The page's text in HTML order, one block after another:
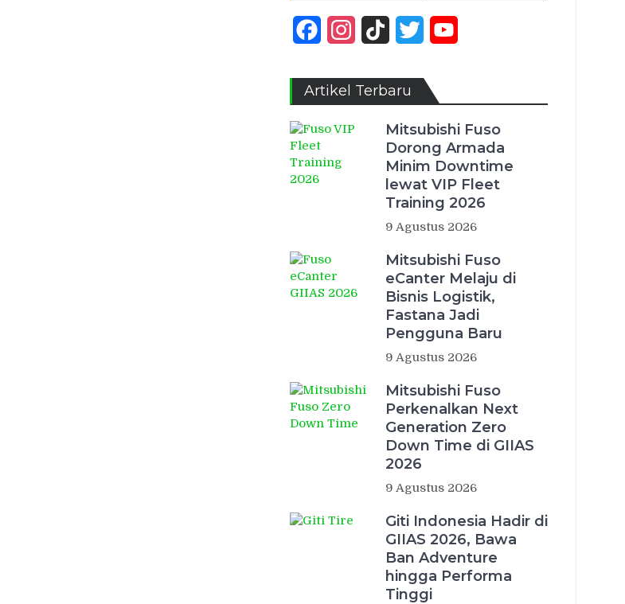
FacebookInstagram
TikTok Twitter
Artikel Terbaru
Mitsubishi Fuso
Dorong Armada
Minim Downtime
lewat VIP Fleet
Training 2026
9 Agustus 2026
Mitsubishi Fuso
eCanter Melaju di
Bisnis Logistik,
Fastana Jadi
Pengguna Baru
9 Agustus 2026
Mitsubishi Fuso
Perkenalkan Next
Generation Zero
Down Time di GIIAS
2026
9 Agustus 2026
Giti Indonesia Hadir di
GIIAS 2026, Bawa
Ban Adventure
hingga Performa
Tinggi